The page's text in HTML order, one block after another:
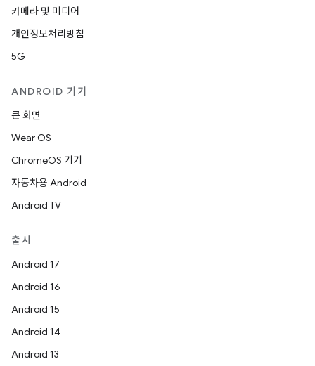
카메라 및 미디어
개인정보처리방침
5G
ANDROID 기기
큰 화면
Wear OS
ChromeOS 기기
자동차용 Android
Android TV
출시
Android 17
Android 16
Android 15
Android 14
Android 13